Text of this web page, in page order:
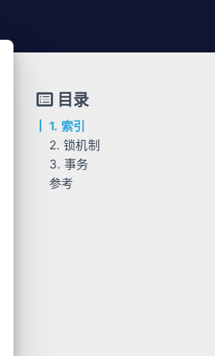
目录
1. 索引
2. 锁机制
1. 类型维度
2. 锁的粒度（粒度维度）
3. 事务
参考